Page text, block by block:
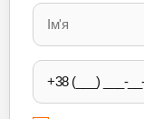
leave
this
field
empty.